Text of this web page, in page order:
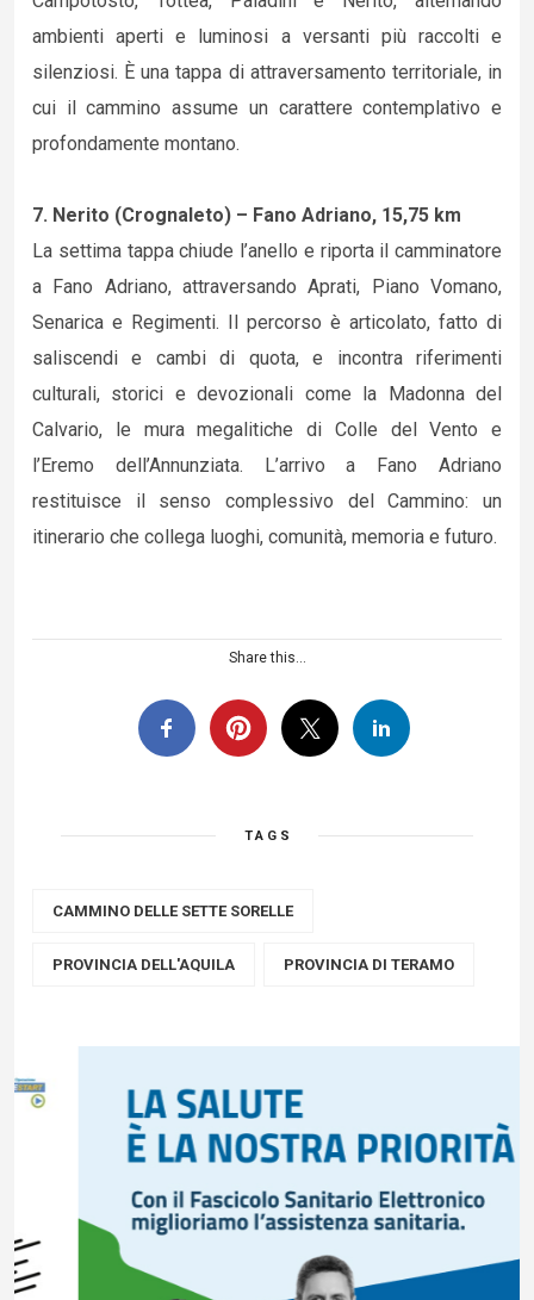
ambienti aperti e luminosi a versanti più raccolti e
silenziosi. È una tappa di attraversamento territoriale, in
cui il cammino assume un carattere contemplativo e
profondamente montano.
7. Nerito (Crognaleto) – Fano Adriano, 15,75 km
La settima tappa chiude l’anello e riporta il camminatore
a Fano Adriano, attraversando Aprati, Piano Vomano,
Senarica e Regimenti. Il percorso è articolato, fatto di
saliscendi e cambi di quota, e incontra riferimenti
culturali, storici e devozionali come la Madonna del
Calvario, le mura megalitiche di Colle del Vento e
l’Eremo dell’Annunziata. L’arrivo a Fano Adriano
restituisce il senso complessivo del Cammino: un
itinerario che collega luoghi, comunità, memoria e futuro.
Share this...
TAGS
CAMMINO DELLE SETTE SORELLE
PROVINCIA DELL'AQUILA PROVINCIA DI TERAMO